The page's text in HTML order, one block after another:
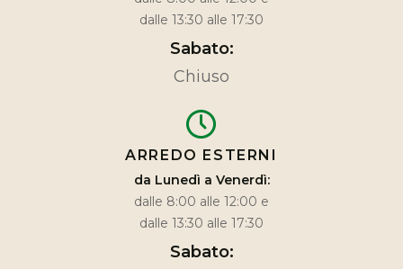
dalle 13:30 alle 17:30
Sabato:
Chiuso
ARREDO ESTERNI
da Lunedì a Venerdì:
dalle 8:00 alle 12:00 e
dalle 13:30 alle 17:30
Sabato: